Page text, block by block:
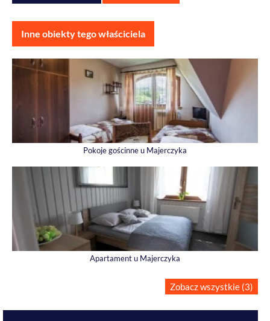
Inne obiekty tego właściciela
Pokoje gościnne u Majerczyka
Apartament u Majerczyka
Zobacz wszystkie (3)